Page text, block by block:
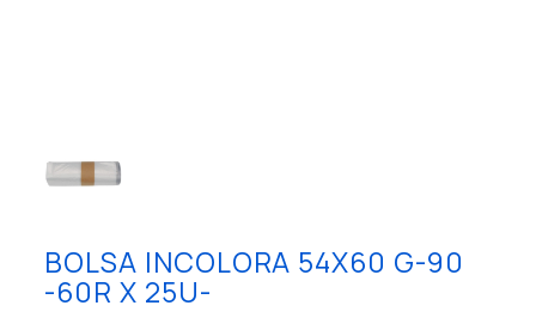
BOLSA INCOLORA 54X60 G-90
-60R X 25U-